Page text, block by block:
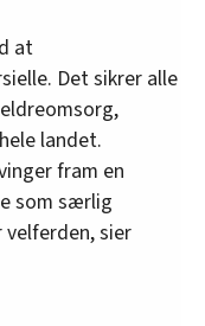
at
Det sikrer alle
landet.
fram en
som særlig
sier